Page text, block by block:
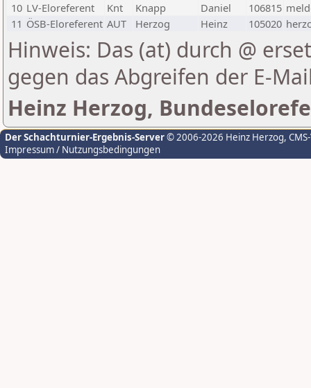
10 LV-Eloreferent Knt Knapp Daniel 106815
11 ÖSB-Eloreferent AUT Herzog Heinz 105020
Hinweis: Das (at) durch @
gegen das Abgreifen der E-
Heinz Herzog,
Der Schachturnier-Ergebnis-Server© 2006-2026 Heinz Herzog,
Impressum / Nutzungsbedingungen